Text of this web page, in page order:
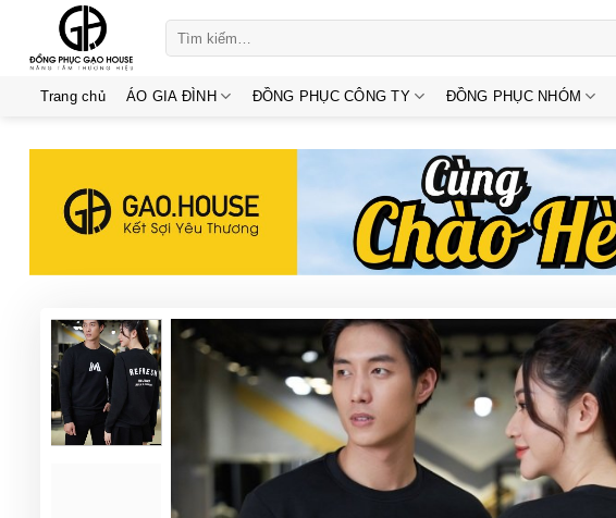
content
Trang chủ ÁO GIA ĐÌNH ĐỒNG PHỤC CÔNG TY ĐỒNG PHỤC NHÓM